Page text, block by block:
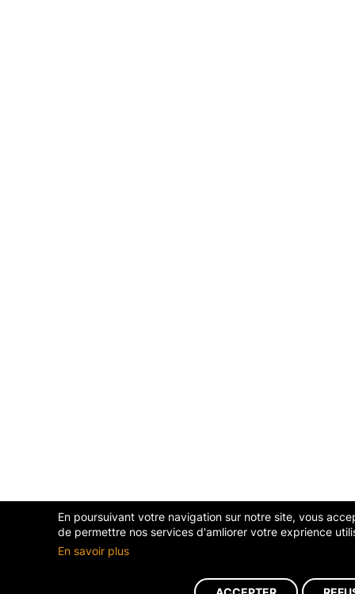
En poursuivant votre navigation sur notre site, vous
de permettre nos services d'amliorer votre exprience
En savoir plus